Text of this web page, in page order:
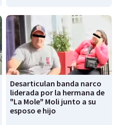
Desarticulan banda narco
liderada por la hermana de
"La Mole" Moli junto a su
esposo e hijo